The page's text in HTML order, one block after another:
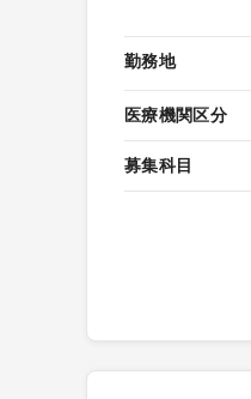
勤務地
医療機関区分
募集科目